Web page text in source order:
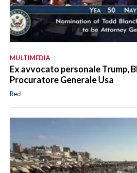
MULTIMEDIA
Ex avvocato personale Trump,
Procuratore Generale Usa
Red